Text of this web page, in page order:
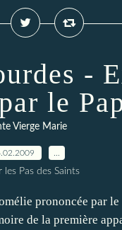
-
le
Vierge Marie
les Pas des Saints
prononcée par
de la première